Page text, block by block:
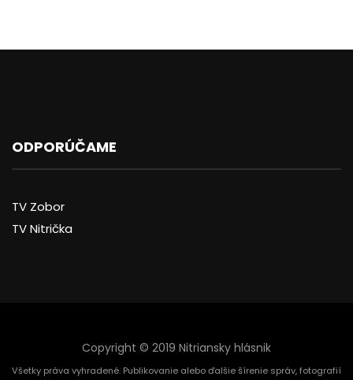
ODPORÚČAME
TV Zobor
TV Nitrička
Copyright © 2019 Nitriansky hlásnik
Všetky práva vyhradené. Publikovanie alebo ďalšie šírenie správ, fotografií